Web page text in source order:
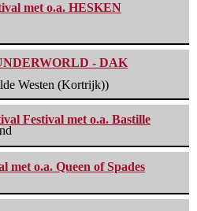
met o.a. HESKEN
- DAK
Westen (Kortrijk))
Festival met o.a. Bastille
met o.a. Queen of Spades